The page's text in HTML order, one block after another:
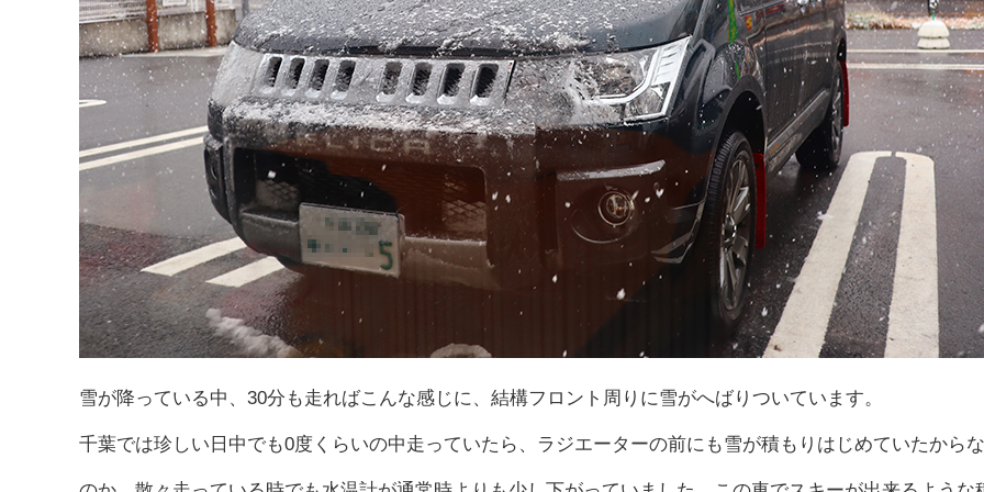
雪が降っている中、30分も走ればこんな感じに、結構フロント周りに雪がへばりついています。
千葉では珍しい日中でも0度くらいの中走っていたら、ラジエーターの前にも雪が積もりはじめていたからな